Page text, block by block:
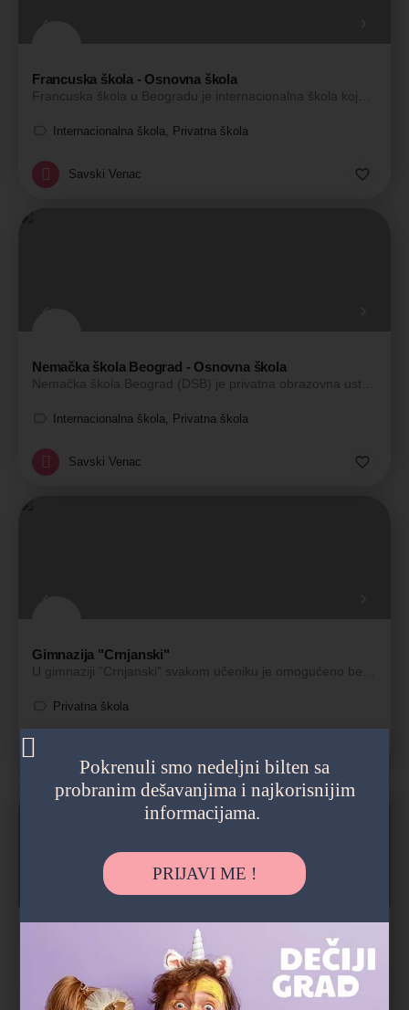
Francuska škola - Osnovna škola
Internacionalna škola, Privatna škola
Savski Venac
Nemačka škola Beograd - Osnovna škola
Internacionalna škola, Privatna škola
Savski Venac
Gimnazija "Crnjanski"
Privatna škola
Gimnazija "Vladislav Petković Dis"
Privatna škola
Pokrenuli smo nedeljni bilten sa
probranim dešavanjima i najkorisnijim
informacijama.
PRIJAVI ME !